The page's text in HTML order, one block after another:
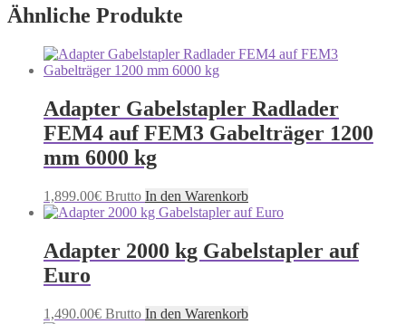
Ähnliche Produkte
Adapter Gabelstapler Radlader
FEM4 auf FEM3 Gabelträger 1200
mm 6000 kg
1,899.00€ Brutto In den Warenkorb
Adapter 2000 kg Gabelstapler auf
Euro
1,490.00€ Brutto In den Warenkorb